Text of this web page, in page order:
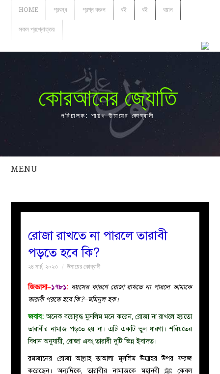
HOME প্রবন্ধ প্রশ্ন করুন বই বই বয়ান
সকল প্রশ্নোত্তর
কোরআনের জ্যোতি
পরিচালক: শায়খ উমায়ের কোব্বাদী
MENU
সকল
নারীদের
ইসলাহী
মজলিস
প্রশ্ন
রোজা রাখতে না পারলে তারাবী
পড়তে হবে কি?
২৪ মার্চ, ২০২৩ উমায়ের কোব্বাদী
জিজ্ঞাসা–১৭৮১: বয়সের কারণে রোজা রাখতে না পারলে আমাকে
তারাবী পরতে হবে কি?–মমিনুল হক।
জবাব:অনেক বয়োবৃদ্ধ মুসলিম মনে করেন, রোজা না রাখলে হয়তো
তারাবীর নামাজ পড়তে হয় না। এটি একটি ভুল ধারণা। শরিয়তের
বিধান অনুযায়ী, রোজা এবং তারাবী দুটি ভিন্ন ইবাদত।
রমজানের রোজা আল্লাহ তাআলা মুসলিম উম্মাহর উপর ফরজ
করেছেন। অন্যদিকে, তারাবীর নামাজকে মহানবী ﷺ কেবল